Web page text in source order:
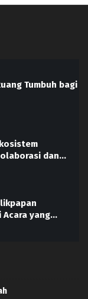
Tumbuh bagi
dan…
Acara yang…